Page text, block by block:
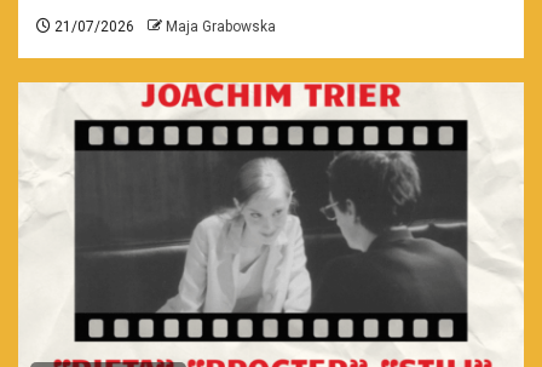
21/07/2026 Maja Grabowska